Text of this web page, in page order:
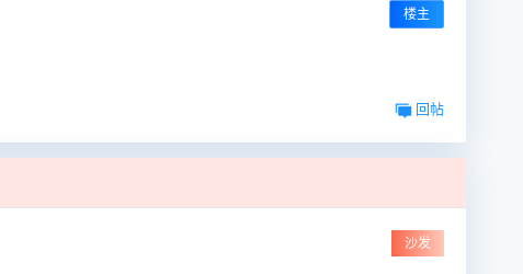
楼主
回帖
沙发